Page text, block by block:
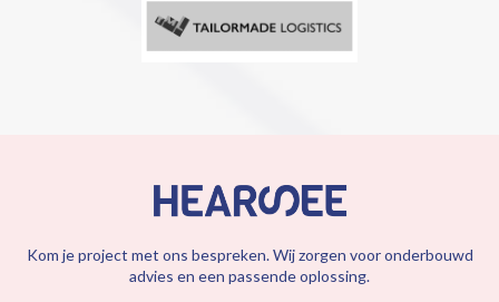
Kom je project met ons bespreken. Wij zorgen voor onderbouwd
advies en een passende oplossing.